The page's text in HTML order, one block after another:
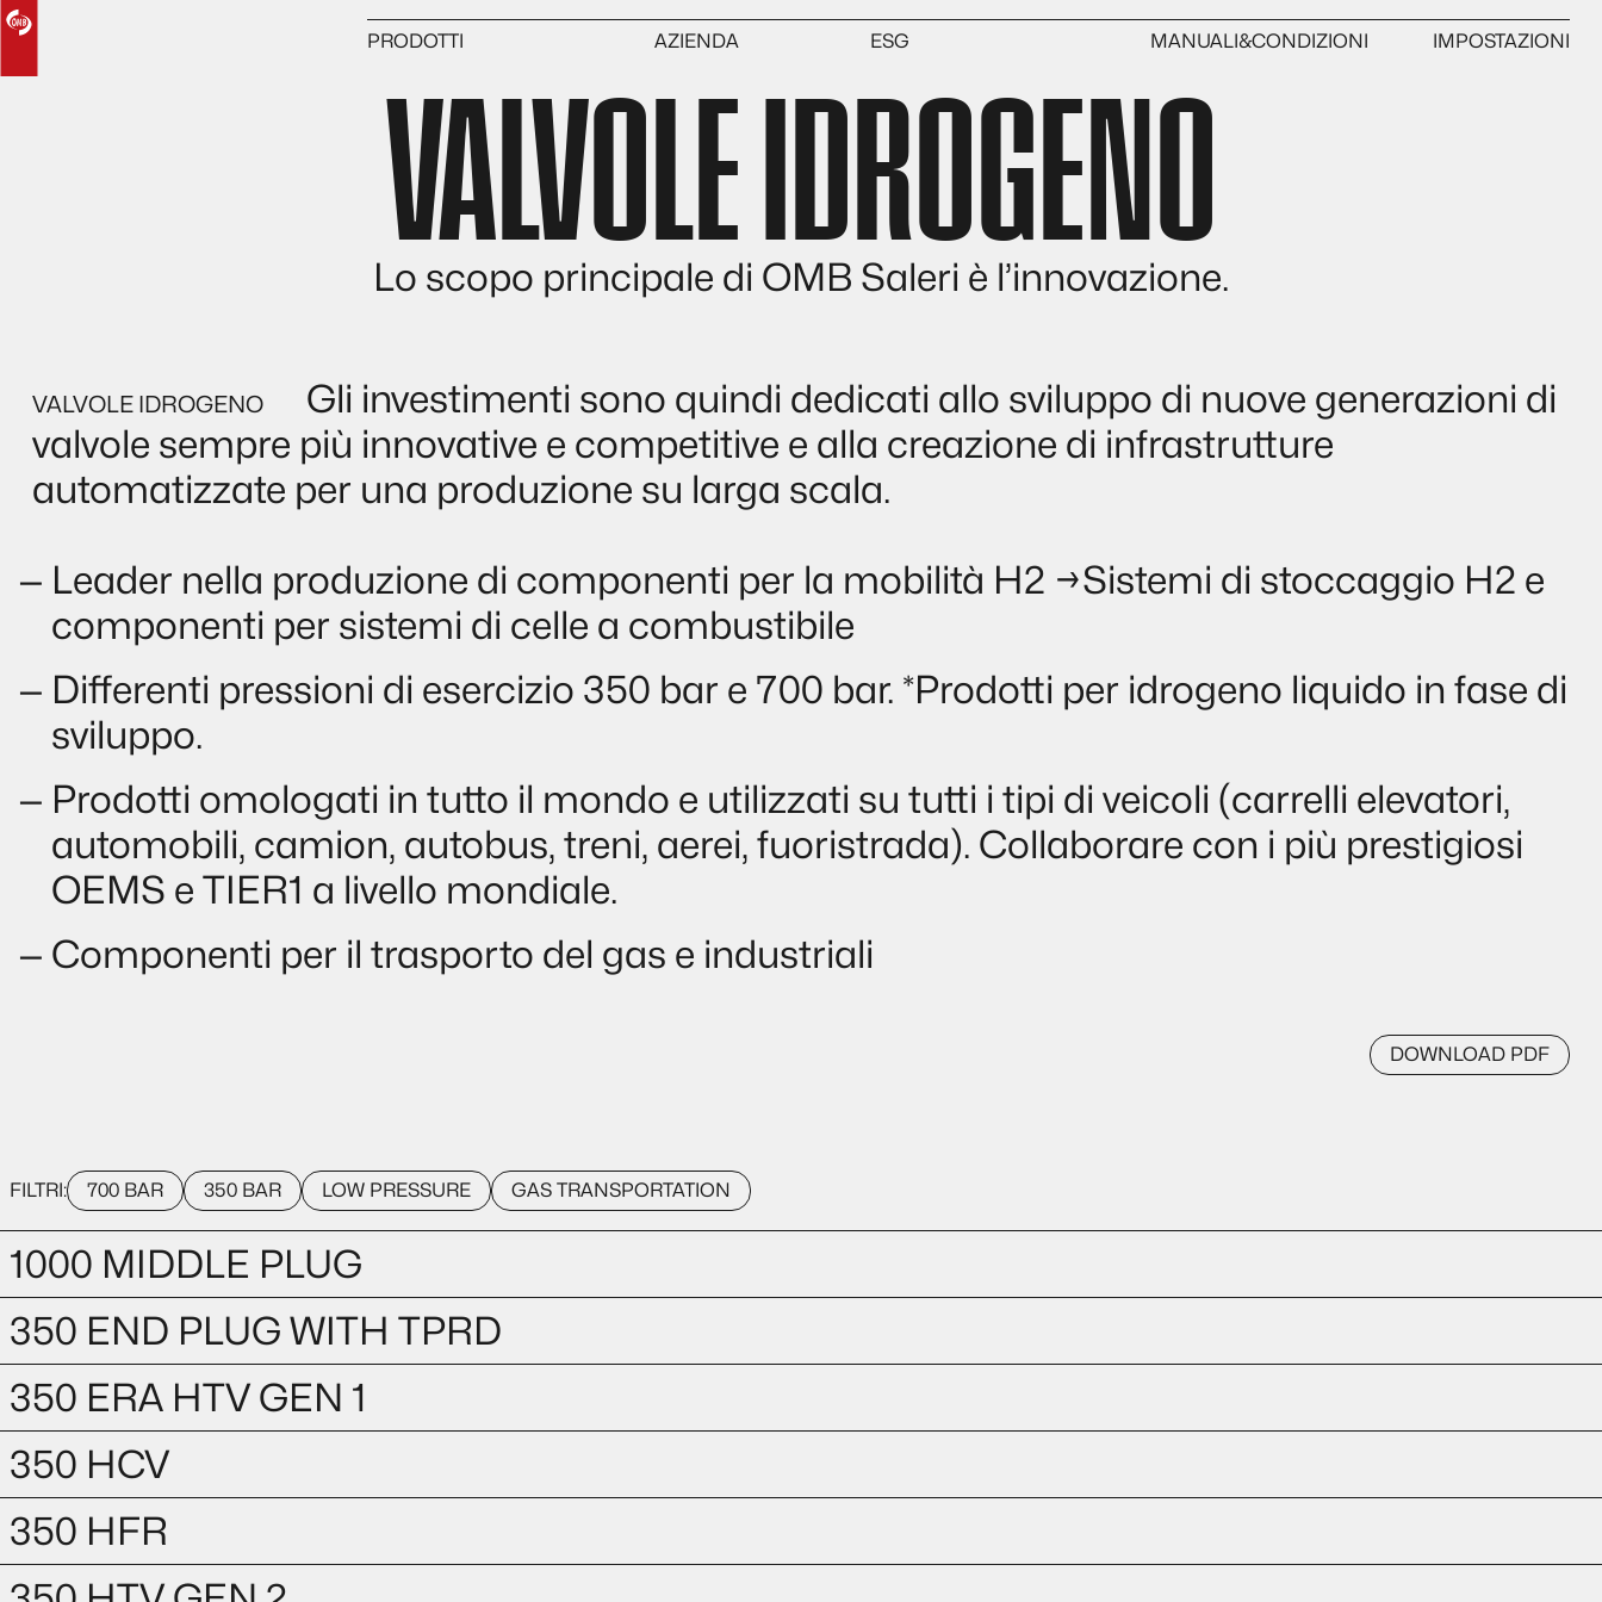
PRODOTTI AZIENDA ESG MANUALI&CONDIZIONI IMPOSTAZIONI
Valvole Idrogeno
Valvole CNG
Divisione Aerospace
Valvole IBU
Lavorazioni Metalliche
Chi siamo
Lavora con noi
Ambiente
Governance
Bilanci di sostenibilità
VALVOLE IDROGENO
Lo scopo principale di OMB Saleri è l’innovazione.
Gli investimenti sono quindi dedicati allo sviluppo di nuove generazioni di
valvole sempre più innovative e competitive e alla creazione di infrastrutture
automatizzate per una produzione su larga scala.
Leader nella produzione di componenti per la mobilità H2 →Sistemi di stoccaggio H2 e
componenti per sistemi di celle a combustibile
Differenti pressioni di esercizio 350 bar e 700 bar. *Prodotti per idrogeno liquido in fase di
sviluppo.
Prodotti omologati in tutto il mondo e utilizzati su tutti i tipi di veicoli (carrelli elevatori,
automobili, camion, autobus, treni, aerei, fuoristrada). Collaborare con i più prestigiosi
OEMS e TIER1 a livello mondiale.
Componenti per il trasporto del gas e industriali
DOWNLOAD PDF
FILTRI: 700 BAR 350 BAR LOW PRESSURE GAS TRANSPORTATION
1000 MIDDLE PLUG
350 END PLUG WITH TPRD
350 ERA HTV GEN 1
350 HCV
350 HFR